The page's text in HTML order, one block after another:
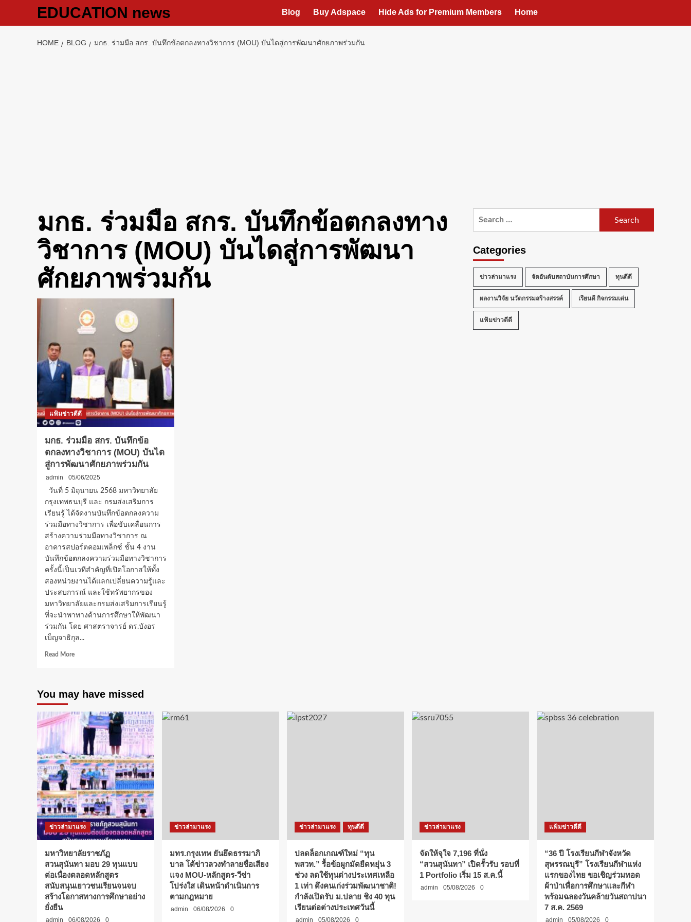
EDUCATION news Blog Buy Adspace Hide Ads for Premium Members Home
HOME BLOG มกธ. ร่วมมือ สกร. บันทึกข้อตกลงทางวิชาการ (MOU) บันไดสู่การพัฒนาศักยภาพร่วมกัน
มกธ. ร่วมมือ สกร. บันทึกข้อตกลงทาง
วิชาการ (MOU) บันไดสู่การพัฒนา
ศักยภาพร่วมกัน
แฟ้มข่าวดีดี
มกธ. ร่วมมือ สกร. บันทึกข้อ
ตกลงทางวิชาการ (MOU) บันได
สู่การพัฒนาศักยภาพร่วมกัน
admin
05/06/2025
วันที่ 5 มิถุนายน 2568 มหาวิทยาลัย
กรุงเทพธนบุรี และ กรมส่งเสริมการ
เรียนรู้ ได้จัดงานบันทึกข้อตกลงความ
ร่วมมือทางวิชาการ เพื่อขับเคลื่อนการ
สร้างความร่วมมือทางวิชาการ ณ
อาคารสปอร์ตคอมเพล็กซ์ ชั้น 4 งาน
บันทึกข้อตกลงความร่วมมือทางวิชาการ
ครั้งนี้เป็นเวทีสำคัญที่เปิดโอกาสให้ทั้ง
สองหน่วยงานได้แลกเปลี่ยนความรู้และ
ประสบการณ์ และใช้ทรัพยากรของ
มหาวิทยาลัยและกรมส่งเสริมการเรียนรู้
ที่จะนำพาทางด้านการศึกษาให้พัฒนา
ร่วมกัน โดย ศาสตราจารย์ ดร.บังอร
เบ็ญจาธิกุล...
Read MoreRead
ร่วม
มือ
สกร.
บันทึก
ตกลง
ทาง
วิชาการ
(MOU)
บันได
สู่
การ
พัฒนา
ศักยภาพ
ร่วม
กัน
Categories
ข่าวล่ามาแรง จัดอันดับสถาบันการศึกษา ทุนดีดี
ผลงานวิจัย นวัตกรรมสร้างสรรค์ เรียนดี กิจกรรมเด่น
แฟ้มข่าวดีดี
You may have missed
ข่าวล่ามาแรง
มหาวิทยาลัยราชภัฏ
สวนสุนันทา มอบ 29 ทุนแบบ
ต่อเนื่องตลอดหลักสูตร
สนับสนุนเยาวชนเรียนจนจบ
สร้างโอกาสทางการศึกษาอย่าง
ยั่งยืน
admin 06/08/2026 0
ข่าวล่ามาแรง
มทร.กรุงเทพ ยันยึดธรรมาภิ
บาล โต้ข่าวลวงทำลายชื่อเสียง
แจง MOU-หลักสูตร-วีซ่า
โปร่งใส เดินหน้าดำเนินการ
ตามกฎหมาย
admin 06/08/2026 0
ข่าวล่ามาแรง ทุนดีดี
ปลดล็อกเกณฑ์ใหม่ “ทุน
พสวท.” รื้อข้อผูกมัดยืดหยุ่น 3
ช่วง ลดใช้ทุนต่างประเทศเหลือ
1 เท่า ดึงคนเก่งร่วมพัฒนาชาติ!
กำลังเปิดรับ ม.ปลาย ชิง 40 ทุน
เรียนต่อต่างประเทศวันนี้
admin 05/08/2026 0
ข่าวล่ามาแรง
จัดให้จุใจ 7,196 ที่นั่ง
“สวนสุนันทา” เปิดรั้วรับ รอบที่
1 Portfolio เริ่ม 15 ส.ค.นี้
admin 05/08/2026 0
แฟ้มข่าวดีดี
“36 ปี โรงเรียนกีฬาจังหวัด
สุพรรณบุรี” โรงเรียนกีฬาแห่ง
แรกของไทย ขอเชิญร่วมทอด
ผ้าป่าเพื่อการศึกษาและกีฬา
พร้อมฉลองวันคล้ายวันสถาปนา
7 ส.ค. 2569
admin 05/08/2026 0